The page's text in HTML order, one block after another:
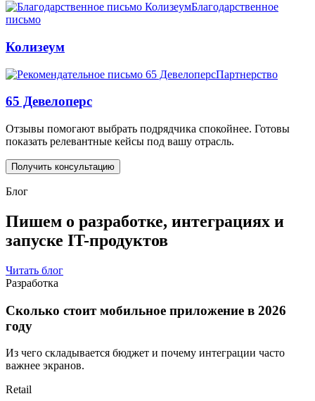
Благодарственное
письмо
Колизеум
Партнерство
65 Девелоперс
Отзывы помогают выбрать подрядчика спокойнее. Готовы
показать релевантные кейсы под вашу отрасль.
Получить консультацию
Блог
Пишем о разработке, интеграциях и
запуске IT-продуктов
Читать блог
Разработка
Сколько стоит мобильное приложение в 2026
году
Из чего складывается бюджет и почему интеграции часто
важнее экранов.
Retail